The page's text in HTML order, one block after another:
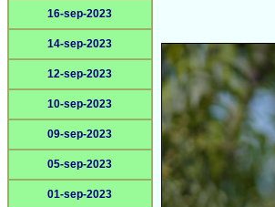
16-sep-2023
14-sep-2023
12-sep-2023
10-sep-2023
09-sep-2023
05-sep-2023
01-sep-2023